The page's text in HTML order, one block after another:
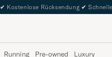
✔ Kostenlose Rücksendung ✔
Running Pre-owned Luxury